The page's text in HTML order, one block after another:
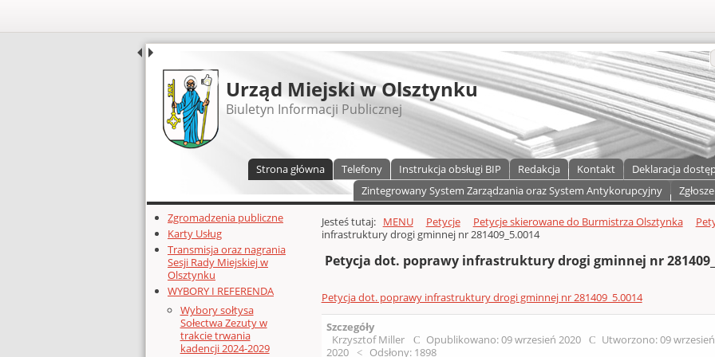
UDOSTĘPNIJ
Urząd Miejski w Olsztynku
Biuletyn Informacji Publicznej
Strona główna Telefony Instrukcja obsługi BIP Redakcja Kontakt Deklaracja
Zintegrowany System Zarządzania oraz System Antykorupcyjny
Dodatkowe zasoby (lewa kolumna)
Zgromadzenia publiczne
Karty Usług
Transmisja oraz nagrania
Sesji Rady Miejskiej w
Olsztynku
WYBORY I REFERENDA
Wybory sołtysa
Sołectwa Zezuty w
trakcie trwania
kadencji 2024-2029
Głównej zawartości
Jesteś tutaj: MENU Petycje Petycje skierowane do Burmistrza Olsztynka
infrastruktury drogi gminnej nr 281409_5.0014
Petycja dot. poprawy infrastruktury drogi gminnej nr
Petycja dot. poprawy infrastruktury drogi gminnej nr 281409_5.0014
Szczegóły
Krzysztof Miller
Opublikowano: 09 wrzesień 2020 Utworzono: 09
2020
Odsłony: 1898